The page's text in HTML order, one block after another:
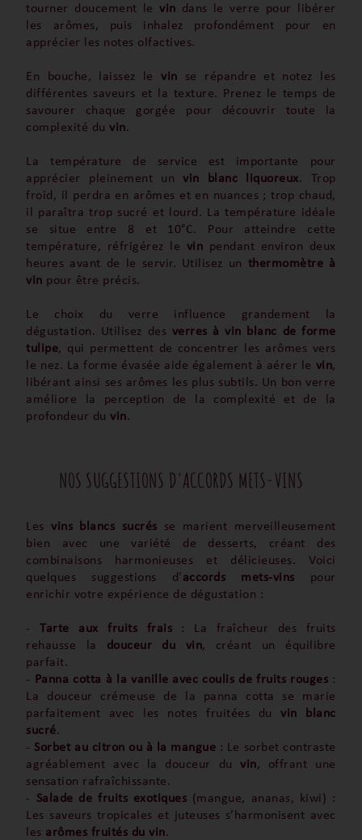
tourner doucement levin dans le verre pour libérer
les arômes, puis inhalez profondément pour en
apprécier les notes olfactives.
En bouche, laissez levin se répandre et notez les
différentes saveurs et la texture. Prenez le temps de
savourer chaque gorgée pour découvrir toute la
complexité duvin.
La température de service est importante pour
apprécier pleinement unvin blanc liquoreux. Trop
froid, il perdra en arômes et en nuances ; trop chaud,
il paraîtra trop sucré et lourd. La température idéale
se situe entre 8 et 10°C. Pour atteindre cette
température, réfrigérez le vin pendant environ deux
heures avant de le servir. Utilisez un thermomètre à
vin pour être précis.
Le choix du verre influence grandement la
dégustation. Utilisez des verres à vin blanc de forme
tulipe, qui permettent de concentrer les arômes vers
le nez. La forme évasée aide également à aérer le vin,
libérant ainsi ses arômes les plus subtils. Un bon verre
améliore la perception de la complexité et de la
profondeur duvin.
NOS SUGGESTIONS D'ACCORDS METS-VINS
Lesvins blancs sucrés se marient merveilleusement
bien avec une variété de desserts, créant des
combinaisons harmonieuses et délicieuses. Voici
quelques suggestions d' accords mets-vins pour
enrichir votre expérience de dégustation :
-Tarte aux fruits frais : La fraîcheur des fruits
rehausse la douceur du vin, créant un équilibre
parfait.
-
Panna cotta à la vanille avec coulis de fruits rouges :
La douceur crémeuse de la panna cotta se marie
parfaitement avec les notes fruitées duvin blanc
sucré.
- Sorbet au citron ou à la mangue : Le sorbet contraste
agréablement avec la douceur duvin, offrant une
sensation rafraîchissante.
- Salade de fruits exotiques (mangue, ananas, kiwi) :
Les saveurs tropicales et juteuses s’harmonisent avec
les arômes fruités du vin.